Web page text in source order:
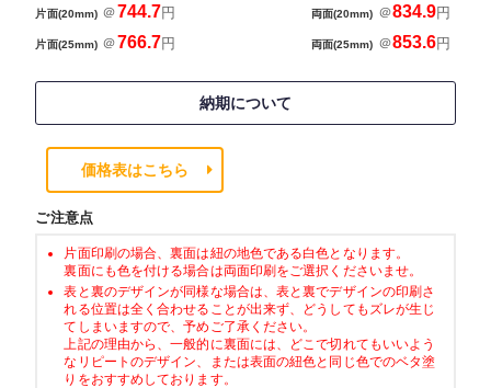
片面(20mm) ＠744.7円 両面(20mm) ＠834.9円
片面(25mm) ＠766.7円 両面(25mm) ＠853.6円
納期について
価格表はこちら
ご注意点
片面印刷の場合、裏面は紐の地色である白色となります。
裏面にも色を付ける場合は両面印刷をご選択くださいませ。
表と裏のデザインが同様な場合は、表と裏でデザインの印刷さ
れる位置は全く合わせることが出来ず、どうしてもズレが生じ
てしまいますので、予めご了承ください。
上記の理由から、一般的に裏面には、どこで切れてもいいよう
なリピートのデザイン、または表面の紐色と同じ色でのベタ塗
りをおすすめしております。